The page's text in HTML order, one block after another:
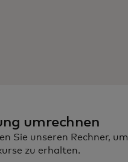
umrechnen
Sie unseren Rechner, um
zu erhalten.